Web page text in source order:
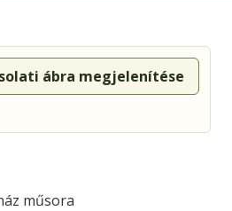
ábra megjelenítése
műsora